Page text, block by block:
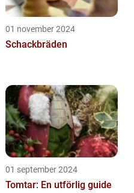
01 november 2024
Schackbräden
01 september 2024
Tomtar: En utförlig guide